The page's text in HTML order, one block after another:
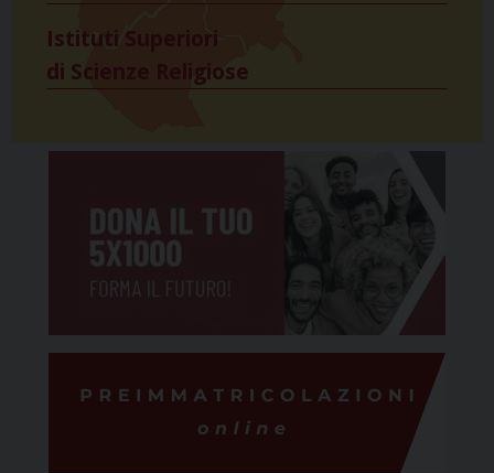
Istituti Superiori
di Scienze Religiose